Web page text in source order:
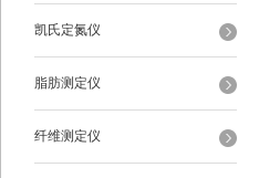
凯氏定氮仪
脂肪测定仪
纤维测定仪